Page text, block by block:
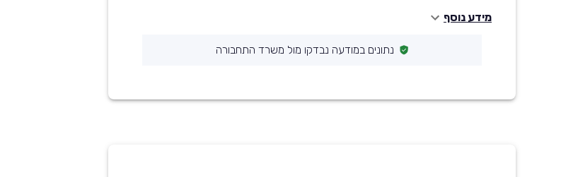
מידע נוסף
נתונים במודעה נבדקו מול משרד התחבורה